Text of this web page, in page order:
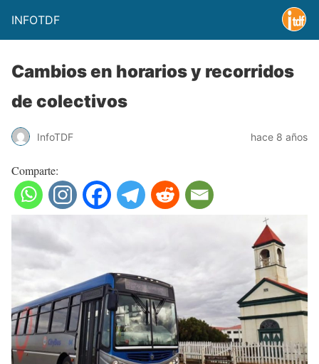
INFOTDF
Cambios en horarios y recorridos
de colectivos
InfoTDF hace 8 años
Comparte: